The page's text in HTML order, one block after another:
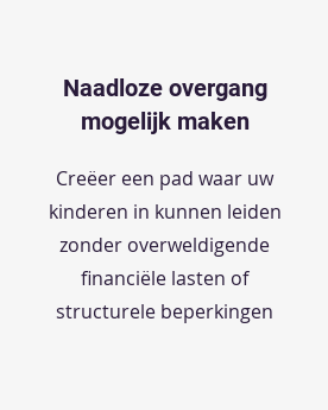
Naadloze overgang
mogelijk maken
Creëer een pad waar uw
kinderen in kunnen leiden
zonder overweldigende
financiële lasten of
structurele beperkingen